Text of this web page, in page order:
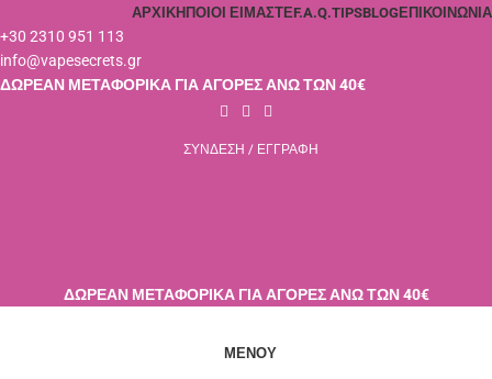
ΑΡΧΙΚΉ ΠΟΙΟΙ ΕΊΜΑΣΤΕF.A.Q.TIPSBLOG ΕΠΙΚΟΙΝΩΝΊΑ
+30 2310 951 113
info@vapesecrets.gr
ΔΩΡΕΑΝ ΜΕΤΑΦΟΡΙΚΑ ΓΙΑ ΑΓΟΡΕΣ ΑΝΩ ΤΩΝ 40€
ΣΎΝΔΕΣΗ / ΕΓΓΡΑΦΉ
ΔΩΡΕΑΝ ΜΕΤΑΦΟΡΙΚΑ ΓΙΑ ΑΓΟΡΕΣ ΑΝΩ ΤΩΝ 40€
ΜΕΝΟΎ